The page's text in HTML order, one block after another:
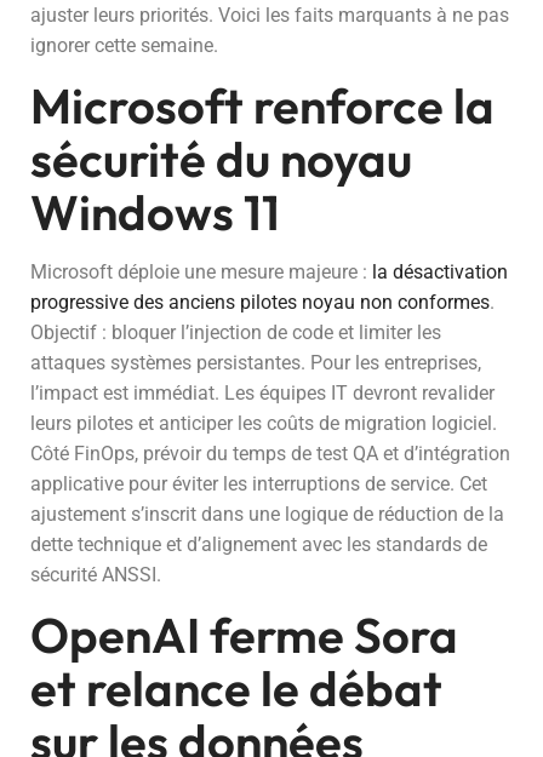
ajuster leurs priorités. Voici les faits marquants à ne pas
ignorer cette semaine.
Microsoft renforce la
sécurité du noyau
Windows 11
Microsoft déploie une mesure majeure : la désactivation
progressive des anciens pilotes noyau non conformes.
Objectif : bloquer l’injection de code et limiter les
attaques systèmes persistantes. Pour les entreprises,
l’impact est immédiat. Les équipes IT devront revalider
leurs pilotes et anticiper les coûts de migration logiciel.
Côté FinOps, prévoir du temps de test QA et d’intégration
applicative pour éviter les interruptions de service. Cet
ajustement s’inscrit dans une logique de réduction de la
dette technique et d’alignement avec les standards de
sécurité ANSSI.
OpenAI ferme Sora
et relance le débat
sur les données